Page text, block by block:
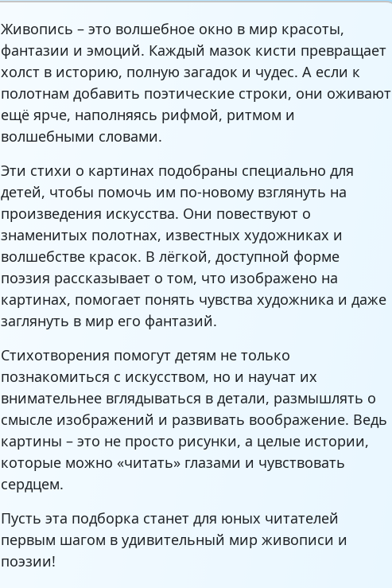
Живопись – это волшебное окно в мир красоты,
фантазии и эмоций. Каждый мазок кисти превращает
холст в историю, полную загадок и чудес. А если к
полотнам добавить поэтические строки, они оживают
ещё ярче, наполняясь рифмой, ритмом и
волшебными словами.
Эти стихи о картинах подобраны специально для
детей, чтобы помочь им по-новому взглянуть на
произведения искусства. Они повествуют о
знаменитых полотнах, известных художниках и
волшебстве красок. В лёгкой, доступной форме
поэзия рассказывает о том, что изображено на
картинах, помогает понять чувства художника и даже
заглянуть в мир его фантазий.
Стихотворения помогут детям не только
познакомиться с искусством, но и научат их
внимательнее вглядываться в детали, размышлять о
смысле изображений и развивать воображение. Ведь
картины – это не просто рисунки, а целые истории,
которые можно «читать» глазами и чувствовать
сердцем.
Пусть эта подборка станет для юных читателей
первым шагом в удивительный мир живописи и
поэзии!